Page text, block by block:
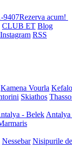
9407Rezerva acum!
CLUB ET Blog
Instagram RSS
Kamena Vourla
Skiathos
- Belek
Nessebar Nisipurile